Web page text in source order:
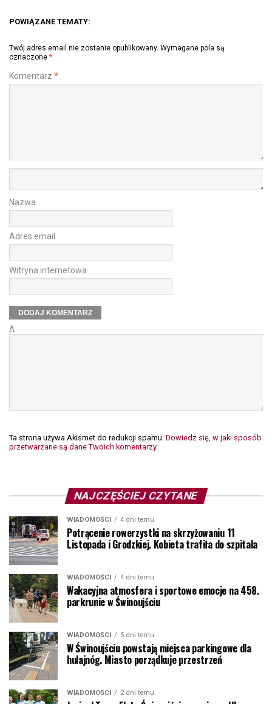
POWIĄZANE TEMATY:
Twój adres email nie zostanie opublikowany. Wymagane pola są
oznaczone *
Komentarz *
Nazwa
Adres email
Witryna internetowa
Δ
Ta strona używa Akismet do redukcji spamu. Dowiedz się, w jaki sposób
przetwarzane są dane Twoich komentarzy.
NAJCZĘŚCIEJ CZYTANE
WIADOMOŚCI 4 dni temu
Potrącenie rowerzystki na skrzyżowaniu 11
Listopada i Grodzkiej. Kobieta trafiła do szpitala
WIADOMOŚCI 4 dni temu
Wakacyjna atmosfera i sportowe emocje na 458.
parkrunie w Świnoujściu
WIADOMOŚCI 5 dni temu
W Świnoujściu powstają miejsca parkingowe dla
hulajnóg. Miasto porządkuje przestrzeń
WIADOMOŚCI 2 dni temu